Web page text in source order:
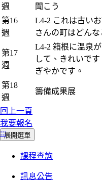
週
聞こう
第16
週
L4-2 これは古い
さんの町はどんな
第17
週
L4-2 箱根に温泉
して、きれいで
ぎやかです。
第18
週
籌備成果展
回上一頁
我要報名
:::展開選單
課程查詢
訊息公告